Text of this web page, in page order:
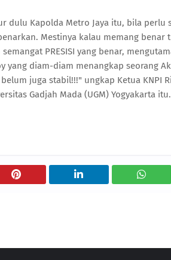
dulu Kapolda Metro Jaya itu, bila perlu
Mestinya kalau memang
PRESISI yang benar,
yang diam-diam menangkap seorang
juga stabil!!!" ungkap Ketua KNPI
Gadjah Mada (UGM) Yogyakarta